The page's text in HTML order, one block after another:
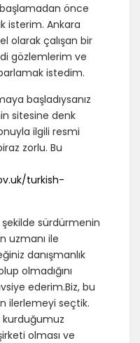
önce
isterim. Ankara
olarak çalışan bir
gözlemlerim ve
istedim.
başladıysanız
sitesine denk
ilgili resmi
zorlu. Bu
turkish-
şekilde sürdürmenin
uzmanı ile
danışmanlık
olmadığını
ederim.Biz, bu
ilerlemeyi seçtik.
kurduğumuz
olması ve